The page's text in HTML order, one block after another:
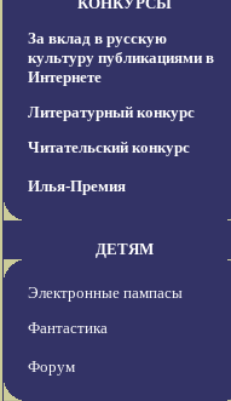
За вклад в русскую
культуру публикациями в
Интернете
Литературный конкурс
Читательский конкурс
Илья-Премия
ДЕТЯМ
Электронные пампасы
Фантастика
Форум